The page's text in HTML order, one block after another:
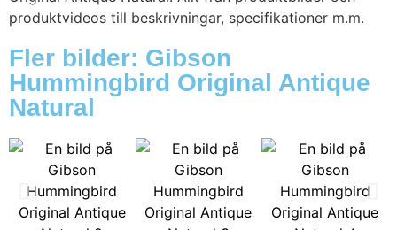
produktvideos till beskrivningar, specifikationer m.m.
Fler bilder: Gibson
Hummingbird Original Antique
Natural